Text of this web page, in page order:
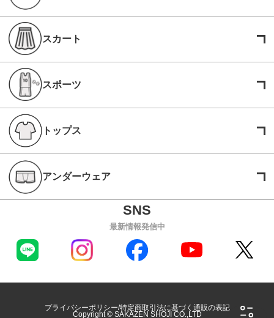
スカート
スポーツ
トップス
アンダーウェア
最新情報発信中
プライバシーポリシー 特定商取引法に基づく通販の表記
Copyright © SAKAZEN SHOJI CO.,LTD